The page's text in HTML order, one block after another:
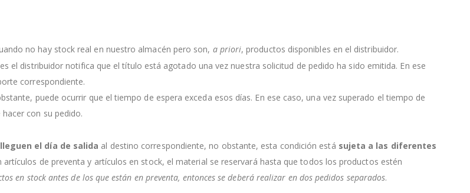
no hay stock real en nuestro almacén pero son, a priori, productos disponibles en el distribuidor.
el distribuidor notifica que el título está agotado una vez nuestra solicitud de pedido ha sido emitida. En ese
correspondiente.
puede ocurrir que el tiempo de espera exceda esos días. En ese caso, una vez superado el tiempo de
con su pedido.
el día de salida al destino correspondiente, no obstante, esta condición está sujeta a las diferentes
artículos de preventa y artículos en stock, el material se reservará hasta que todos los productos estén
en stock antes de los que están en preventa, entonces se deberá realizar en dos pedidos separados.